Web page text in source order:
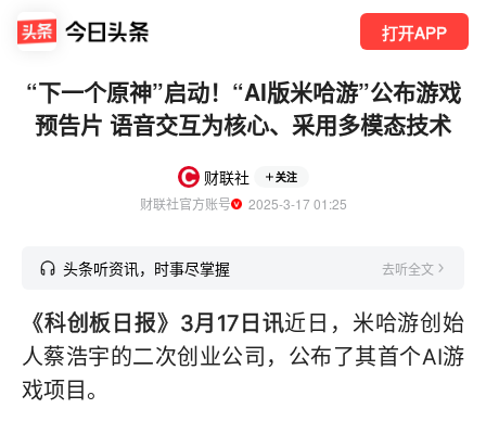
打开APP
“下一个原神”启动！“AI版米哈游”公布游戏
预告片 语音交互为核心、采用多模态技术
财联社 关注
财联社官方账号
  2025-3-17 01:25
头条听资讯，时事尽掌握 去听全文
《科创板日报》3月17日讯近日，米哈游创始
人蔡浩宇的二次创业公司，公布了其首个AI游
戏项目。